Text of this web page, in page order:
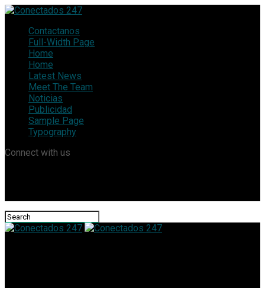
Contactanos
Full-Width Page
Home
Home
Latest News
Meet The Team
Noticias
Publicidad
Sample Page
Typography
Connect with us